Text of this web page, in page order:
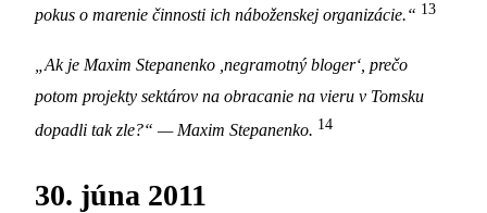
pokus o marenie činnosti ich náboženskej organizácie.“ 13
„Ak je Maxim Stepanenko ,negramotný bloger‘, prečo
potom projekty sektárov na obracanie na vieru v Tomsku
dopadli tak zle?“ —Maxim Stepanenko. 14
30. júna 2011